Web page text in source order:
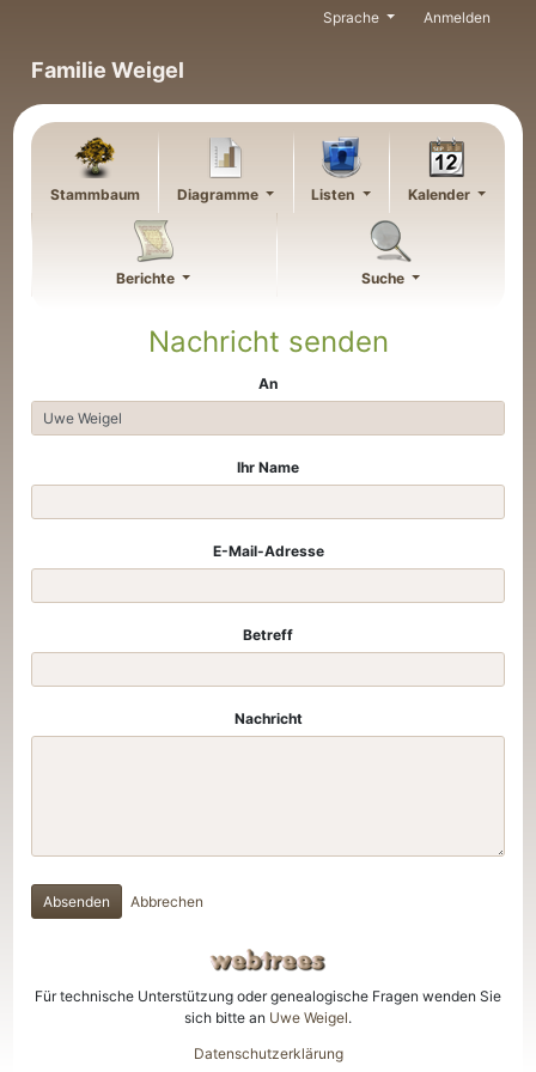
Familie Weigel
Sprache Anmelden
Stammbaum Diagramme Listen Kalender
Berichte Suche
Nachricht senden
An
Ihr Name
E-Mail-Adresse
Betreff
Nachricht
Absenden Abbrechen
Für technische Unterstützung oder genealogische Fragen wenden Sie
sich bitte an Uwe Weigel.
Datenschutzerklärung